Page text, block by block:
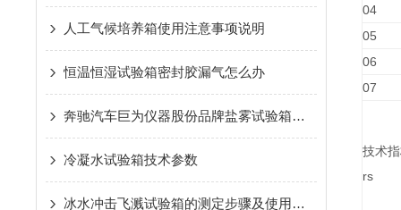
人工气候培养箱使用注意事项说明
恒温恒湿试验箱密封胶漏气怎么办
奔驰汽车巨为仪器股份品牌盐雾试验箱指导说明书
冷凝水试验箱技术参数
冰水冲击飞溅试验箱的测定步骤及使用注意事项如下
04
05
06
07
技术
rs